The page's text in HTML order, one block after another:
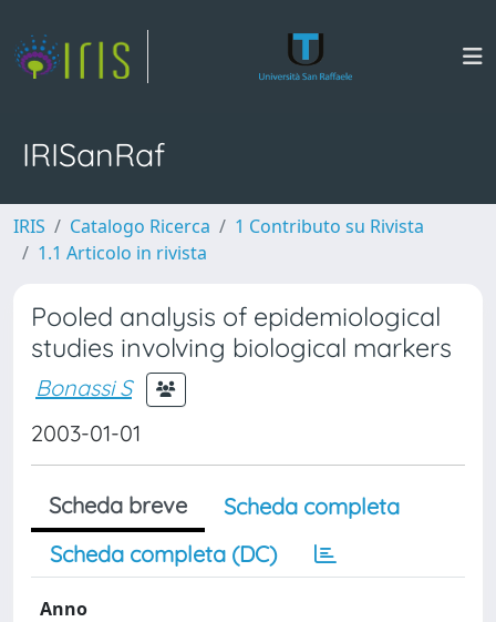
IRISanRaf
IRIS Catalogo Ricerca
1 Contributo su Rivista
1.1 Articolo in rivista
Pooled analysis of epidemiological
studies involving biological markers
Bonassi S
2003-01-01
Scheda breve
Scheda completa
Scheda completa (DC)
Anno